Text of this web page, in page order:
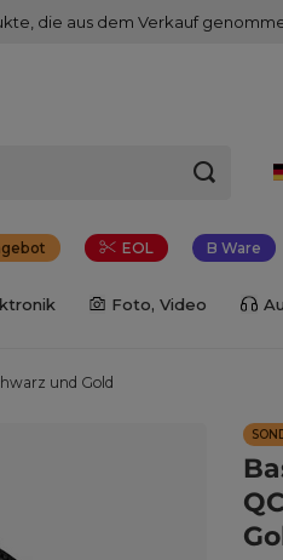
die aus dem Verkauf
EOL B Ware
Foto, Video
und Gold